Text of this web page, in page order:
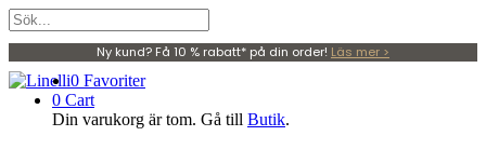
Ny kund? Få 10 % rabatt* på din order! Läs mer >
0 Favoriter
0 Cart
Din varukorg är tom. Gå till Butik.